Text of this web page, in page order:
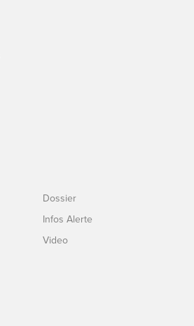
Dossier
Infos Alerte
Video